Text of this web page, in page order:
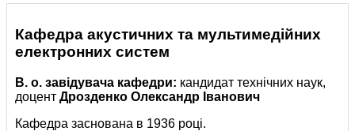
Кафедра акустичних та мультимедійних
електронних систем
В. о. завідувача кафедри: кандидат технічних наук,
доцент Дрозденко Олександр Іванович
Кафедра заснована в 1936 році.